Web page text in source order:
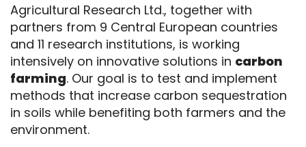
Agricultural Research Ltd., together with
partners from 9 Central European countries
and 11 research institutions, is working
intensively on innovative solutions in carbon
farming. Our goal is to test and implement
methods that increase carbon sequestration
in soils while benefiting both farmers and the
environment.